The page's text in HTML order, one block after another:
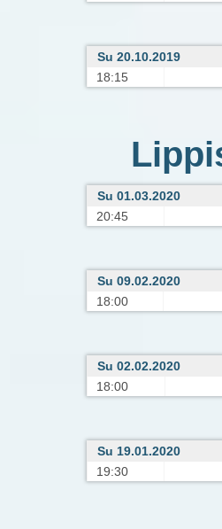
Su 20.10.2019
18:15
Su 01.03.2020
20:45
Su 09.02.2020
18:00
Su 02.02.2020
18:00
Su 19.01.2020
19:30